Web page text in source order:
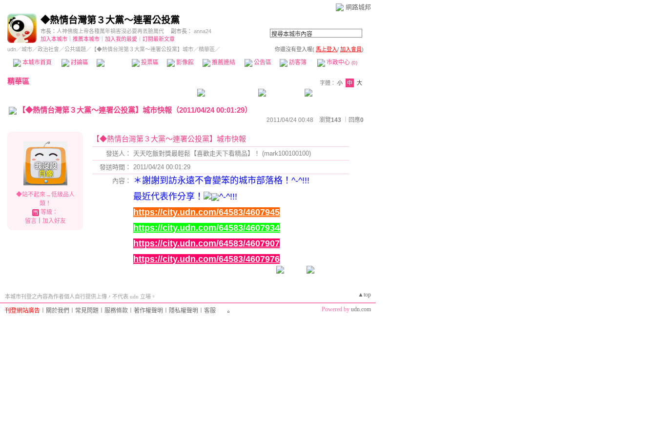
網路城邦
◆熱情台灣第３大黨～連署公投黨
市長： 人神佛魔上帝各種萬年禍害沒必要再丟臉萬代 副市長：
anna24
加入本城市
推薦本城市 加入我的最愛
訂閱最新文章
udn／城市／政治社會 ／公共議題 ／ 【◆熱情台灣第３大黨～連署公投黨】城市／精華區／ 你還沒有登入喔( 馬上登入/ 加入會員)
本城市首頁 討論區 精華區 投票區 影像館 推薦連結 公告區 訪客簿 市政中心 (0)
精華區 字體： 小 中 大
【◆熱情台灣第３大黨～連署公投黨】城市快報（2011/04/24 00:01:29）
2011/04/24 00:48 瀏覽143 ｜回應0
◆站不起來→低級品人
類！
等級：
留言｜ 加入好友
【◆熱情台灣第３大黨～連署公投黨】城市快報
發送人：
天天吃飯對獎最輕鬆【喜歡走天下看精品】！ (mark100100100)
發送時間： 2011/04/24 00:01:29
內容：
＊謝謝到訪永遠不會變笨的城市部落格！^-^!!!
最近代表作分享！
^-^!!!
https://city.udn.com/64583/4607945
https://city.udn.com/64583/4607934
https://city.udn.com/64583/4607907
https://city.udn.com/64583/4607976
▲top
本城市刊登之內容為作者個人自行提供上傳，不代表 udn 立場。
刊登網站廣告 關於我們 常見問題 服務條款 著作權聲明 隱私權聲明 客服 Powered by udn.com